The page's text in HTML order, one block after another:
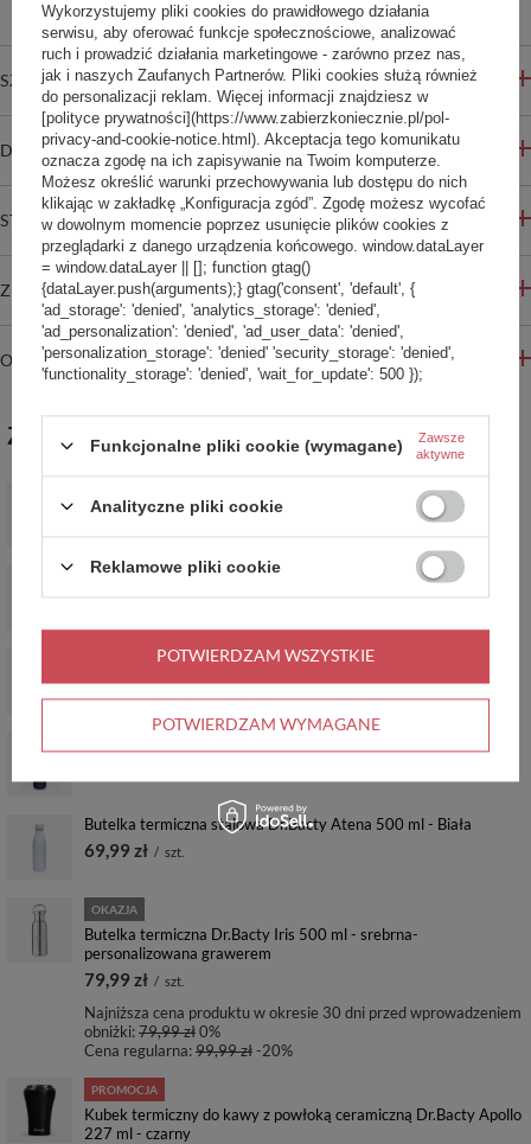
SZCZEGÓŁOWE INFORMACJE
DO POBRANIA
STREFA REKOMENDACJI
ZADAJ PYTANIE
OPINIE
ZABIERZ JESZCZE :)
Butelka termiczna stalowa Dr.Bacty Atena 500 ml - Fluo Fuksja
69,99 zł
Butelka termiczna stalowa Dr.Bacty Iris 500 ml - biała
Butelka termiczna stalowa Dr.Bacty Atena 500 ml - Biały mat
69,99 zł / szt.
Butelka termiczna stalowa Dr.Bacty Atena 500 ml - Biała
69,99 zł / szt.
OKAZJA
Butelka termiczna Dr.Bacty Iris 500 ml - srebrna-
personalizowana grawerem
79,99 zł / szt.
Najniższa cena produktu w okresie 30 dni przed wprowadzeniem
obniżki:79,99 zł0%
Cena regularna:99,99 zł-20%
PROMOCJA
Kubek termiczny do kawy z powłoką ceramiczną Dr.Bacty Apollo
227 ml - czarny
Wykorzystujemy pliki cookies do prawidłowego działania
serwisu, aby oferować funkcje społecznościowe, analizować
ruch i prowadzić działania marketingowe - zarówno przez nas,
jak i naszych Zaufanych Partnerów. Pliki cookies służą również
do personalizacji reklam. Więcej informacji znajdziesz w
[polityce prywatności](https://www.zabierzkoniecznie.pl/pol-
privacy-and-cookie-notice.html). Akceptacja tego komunikatu
oznacza zgodę na ich zapisywanie na Twoim komputerze.
Możesz określić warunki przechowywania lub dostępu do nich
klikając w zakładkę „Konfiguracja zgód”. Zgodę możesz wycofać
w dowolnym momencie poprzez usunięcie plików cookies z
przeglądarki z danego urządzenia końcowego. window.dataLayer
= window.dataLayer || []; function gtag()
{dataLayer.push(arguments);} gtag('consent', 'default', {
'ad_storage': 'denied', 'analytics_storage': 'denied',
'ad_personalization': 'denied', 'ad_user_data': 'denied',
'personalization_storage': 'denied' 'security_storage': 'denied',
'functionality_storage': 'denied', 'wait_for_update': 500 });
Funkcjonalne pliki cookie (wymagane)
Zawsze
aktywne
Analityczne pliki cookie
Reklamowe pliki cookie
POTWIERDZAM WYMAGANE
POTWIERDZAM WSZYSTKIE